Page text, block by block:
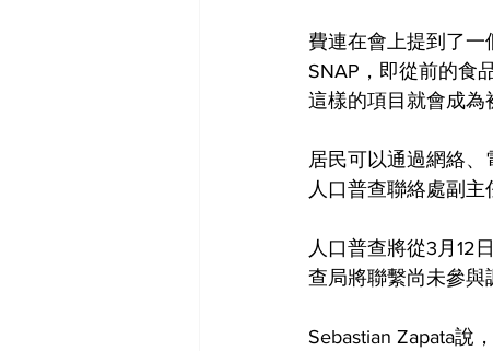
費連在會上提到了
SNAP，即從前的食
這樣的項目就會成為
居民可以通過網絡
人口普查聯絡處副主
人口普查將從3月12
查局將聯繫尚未參與
Sebastian Zapata說